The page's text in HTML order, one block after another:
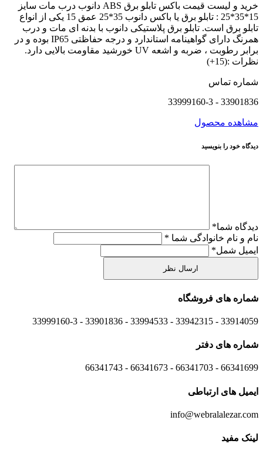
خرید و لیست قیمت باکس تابلو برق ABS دانوب درب مات سایز
15*35*25 : تابلو برق یا باکس دانوب 35*25 عمق 15 یکی از انواع
تابلو برق است. تابلو برق پلاستیکی دانوب با بدنه ای مات و درب
همرنگ دارای گواهینامه استاندارد و درجه حفاظتی IP65 بوده و در
برابر رطوبت ، ضربه و اشعه UV خورشید مقاومت بالایی دارد.
نظرات :(15+)
شماره تماس
33901836 - 33999160-3
مشاهده محصول
دیدگاه خود را بنویسید
دیدگاه شما*
نام و نام خانوادگی شما *
ایمیل شمل*
شماره های فروشگاه
33914059 - 33942315 - 33994533 - 33901836 - 33999160-3 ​
شماره های دفتر
66341699 - 66341703 - 66341673 - 66341743
ایمیل های ارتباطی
info@webralalezar.com
لینک مفید